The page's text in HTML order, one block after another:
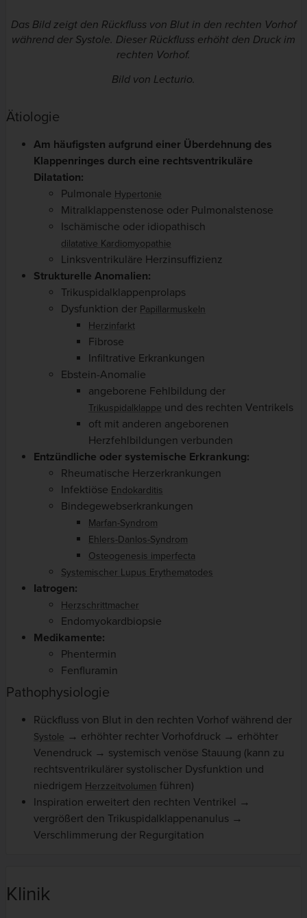
Das Bild zeigt den Rückfluss von Blut in den rechten Vorhof
während der Systole. Dieser Rückfluss erhöht den Druck im
rechten Vorhof.
Bild von Lecturio.
Ätiologie
Am häufigsten aufgrund einer Überdehnung des
Klappenringes durch eine rechtsventrikuläre
Dilatation:
Pulmonale Hypertonie
Mitralklappenstenose oder Pulmonalstenose
Ischämische oder idiopathisch
dilatative Kardiomyopathie
Linksventrikuläre Herzinsuffizienz
Strukturelle Anomalien:
Trikuspidalklappenprolaps
Dysfunktion der Papillarmuskeln
Herzinfarkt
Fibrose
Infiltrative Erkrankungen
Ebstein-Anomalie
angeborene Fehlbildung der
Trikuspidalklappe und des rechten Ventrikels
oft mit anderen angeborenen
Herzfehlbildungen verbunden
Entzündliche oder systemische Erkrankung:
Rheumatische Herzerkrankungen
Infektiöse Endokarditis
Bindegewebserkrankungen
Marfan-Syndrom
Ehlers-Danlos-Syndrom
Osteogenesis imperfecta
Systemischer Lupus Erythematodes
Iatrogen:
Herzschrittmacher
Endomyokardbiopsie
Medikamente:
Phentermin
Fenfluramin
Pathophysiologie
Rückfluss von Blut in den rechten Vorhof während der
Systole → erhöhter rechter Vorhofdruck → erhöhter
Venendruck → systemisch venöse Stauung (kann zu
rechtsventrikulärer systolischer Dysfunktion und
niedrigem Herzzeitvolumen führen)
Inspiration erweitert den rechten Ventrikel →
vergrößert den Trikuspidalklappenanulus →
Verschlimmerung der Regurgitation
Klinik